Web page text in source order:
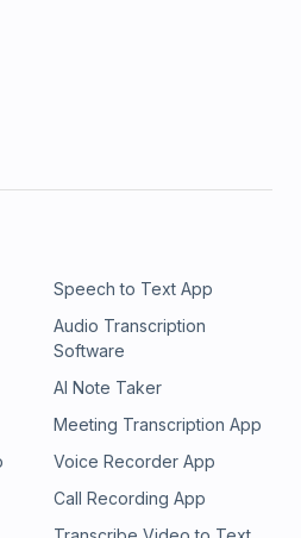
Speech to Text App
Audio Transcription
Software
AI Note Taker
Meeting Transcription App
Voice Recorder App
Call Recording App